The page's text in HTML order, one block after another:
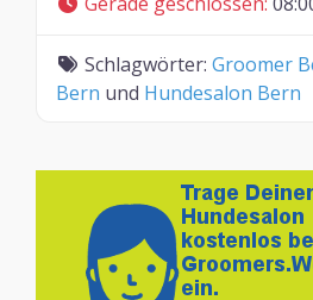
Schlagwörter: Groomer
Bern und Hundesalon Bern